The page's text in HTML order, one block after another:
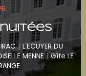
| L'ECUYER DU
MENNE | Gîte LEROI